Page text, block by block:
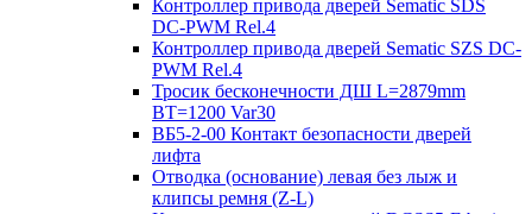
Контроллер привода дверей Sematic SDS
DC-PWM Rel.4
Контроллер привода дверей Sematic SZS DC-
PWM Rel.4
Тросик бесконечности ДШ L=2879mm
BT=1200 Var30
ВБ5-2-00 Контакт безопасности дверей
лифта
Отводка (основание) левая без лыж и
клипсы ремня (Z-L)